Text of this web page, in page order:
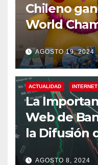
Chileno
World
AGOSTO 19, 2024
ACTUALIDAD INTERNET
La
Web de
la Difusión
Monetaria
AGOSTO 8, 2024